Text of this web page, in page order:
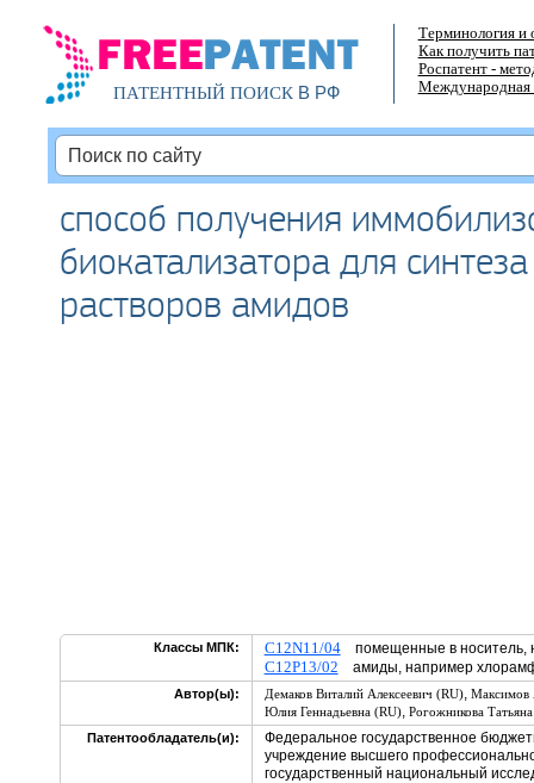
ПАТЕНТНЫЙ ПОИСКВ РФ
Терминология и
Как получить
Роспатент -
Международная
способ получения
биокатализатора для
растворов амидов
Классы МПК: C12N11/04помещенные в носитель,
C12P13/02 амиды, например
Автор(ы): Демаков Виталий Алексеевич (RU), Максимов
Юлия Геннадьевна (RU), Рогожникова
Патентообладатель(и):
Федеральное государственное
учреждение высшего
государственный национальный